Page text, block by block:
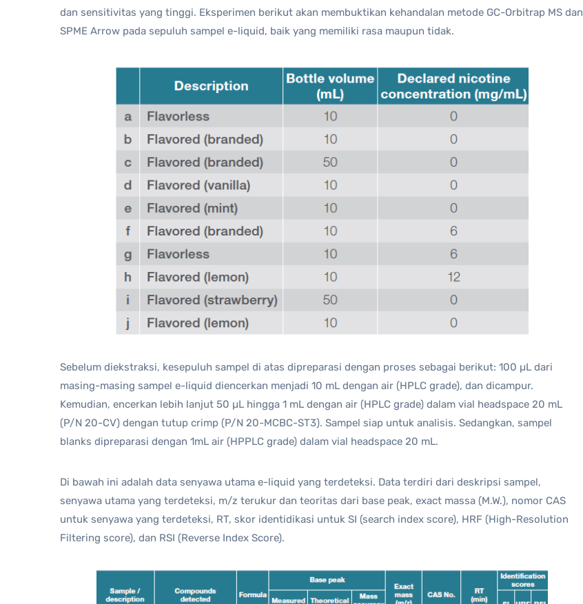
dan sensitivitas yang tinggi. Eksperimen berikut akan membuktikan kehandalan metode GC-Orbitrap MS dan
SPME Arrow pada sepuluh sampel e-liquid, baik yang memiliki rasa maupun tidak.
Sebelum diekstraksi, kesepuluh sampel di atas dipreparasi dengan proses sebagai berikut: 100 µL dari
masing-masing sampel e-liquid diencerkan menjadi 10 mL dengan air (HPLC grade), dan dicampur.
Kemudian, encerkan lebih lanjut 50 µL hingga 1 mL dengan air (HPLC grade) dalam vial headspace 20 mL
(P/N 20-CV) dengan tutup crimp (P/N 20-MCBC-ST3). Sampel siap untuk analisis. Sedangkan, sampel
blanks dipreparasi dengan 1mL air (HPPLC grade) dalam vial headspace 20 mL.
Di bawah ini adalah data senyawa utama e-liquid yang terdeteksi. Data terdiri dari deskripsi sampel,
senyawa utama yang terdeteksi, m/z terukur dan teoritas dari base peak, exact massa (M.W.), nomor CAS
untuk senyawa yang terdeteksi, RT, skor identidikasi untuk SI (search index score), HRF (High-Resolution
Filtering score), dan RSI (Reverse Index Score).